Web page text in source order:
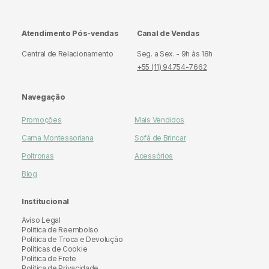
Atendimento Pós-vendas
Central de Relacionamento
Canal de Vendas
Seg. a Sex. - 9h às 18h
+55 (11) 94754-7662
Navegação
Promoções
Mais Vendidos
Cama Montessoriana
Sofá de Brincar
Poltronas
Acessórios
Blog
Institucional
Aviso Legal
Politica de Reembolso
Politica de Troca e Devolução
Políticas de Cookie
Política de Frete